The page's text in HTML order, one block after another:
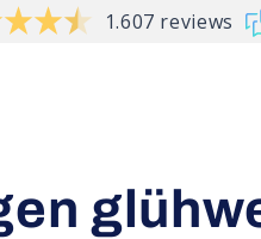
1.607 reviews